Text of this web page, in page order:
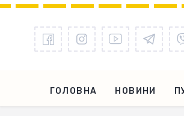
ГОЛОВНА НОВИНИ